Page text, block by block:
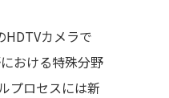
HDTVカメラで
おける特殊分野
プロセスには新